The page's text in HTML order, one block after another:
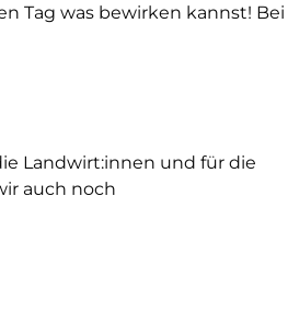
Tag was bewirken kannst! Bei
Landwirt:innen und für die
auch noch